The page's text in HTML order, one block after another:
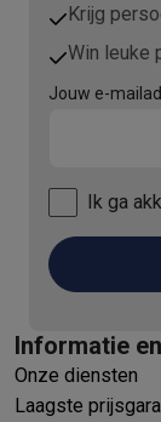
Krijg
Win leuke
Jouw e-
Ik ga
Informatie
Onze diensten
Laagste